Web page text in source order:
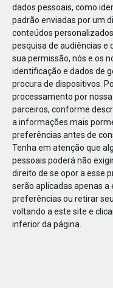
dados pessoais, como
padrão enviadas por um
conteúdos
pesquisa de audiências e
sua permissão, nós e os
identificação e dados de
procura de dispositivos.
processamento por
parceiros, conforme
a informações mais
preferências antes de
Tenha em atenção que
pessoais poderá não
direito de se opor a esse
serão aplicadas apenas
preferências ou retirar
voltando a este site e
inferior da página.